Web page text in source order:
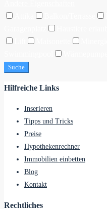
Suche
Hilfreiche Links
Inserieren
Tipps und Tricks
Preise
Hypothekenrechner
Immobilien einbetten
Blog
Kontakt
Rechtliches